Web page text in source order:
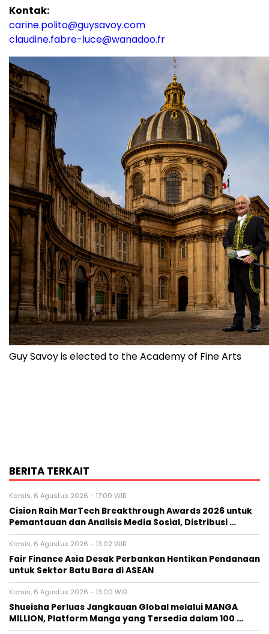
Kontak:
carine.polito@guysavoy.com
claudine.fabre-luce@wanadoo.fr
Guy Savoy is elected to the Academy of Fine Arts
BERITA TERKAIT
Kamis, 6 Agustus 2026 - 17:00 WIB
Cision Raih MarTech Breakthrough Awards 2026 untuk
Pemantauan dan Analisis Media Sosial, Distribusi …
Kamis, 6 Agustus 2026 - 13:02 WIB
Fair Finance Asia Desak Perbankan Hentikan Pendanaan
untuk Sektor Batu Bara di ASEAN
Kamis, 6 Agustus 2026 - 13:00 WIB
Shueisha Perluas Jangkauan Global melalui MANGA
MILLION, Platform Manga yang Tersedia dalam 100 …